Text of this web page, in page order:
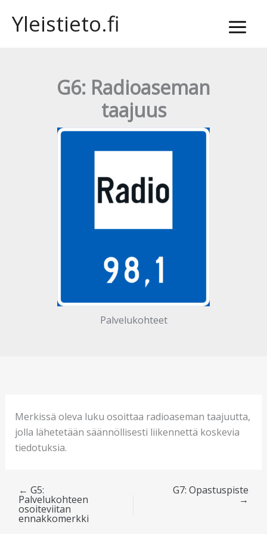
sisältöön
Yleistieto.fi
G6: Radioaseman
taajuus
Palvelukohteet
Merkissä oleva luku osoittaa radioaseman taajuutta,
jolla lähetetään säännöllisesti liikennettä koskevia
tiedotuksia.
← G5:
Palvelukohteen
osoiteviitan
ennakkomerkki
G7: Opastuspiste
→